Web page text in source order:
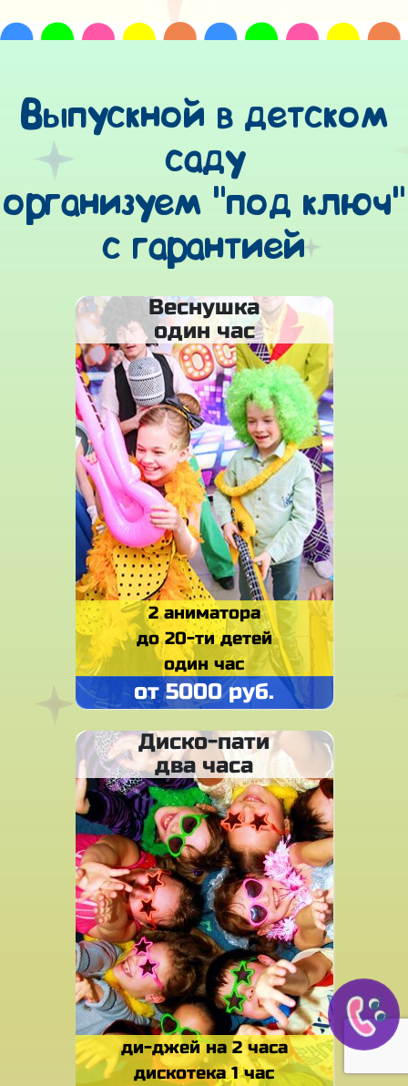
Выпускной в детском
саду
организуем "под ключ"
с гарантией
Веснушка
один час
2 аниматора
до 20-ти детей
один час
от 5000 руб.
Диско-пати
два часа
ди-джей на 2 часа
дискотека 1 час